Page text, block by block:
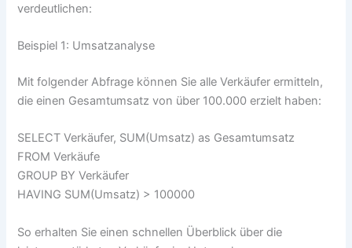
verdeutlichen:
Beispiel 1: Umsatzanalyse
Mit folgender Abfrage können Sie alle Verkäufer ermitteln,
die einen Gesamtumsatz von über 100.000 erzielt haben:
SELECT Verkäufer, SUM(Umsatz) as Gesamtumsatz
FROM Verkäufe
GROUP BY Verkäufer
HAVING SUM(Umsatz) > 100000
So erhalten Sie einen schnellen Überblick über die